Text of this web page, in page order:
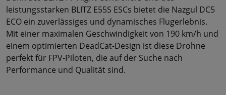
leistungsstarken BLITZ E55S ESCs bietet die Nazgul DC5
ECO ein zuverlässiges und dynamisches Flugerlebnis.
Mit einer maximalen Geschwindigkeit von 190 km/h und
einem optimierten DeadCat-Design ist diese Drohne
perfekt für FPV-Piloten, die auf der Suche nach
Performance und Qualität sind.